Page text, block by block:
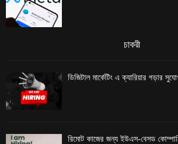
চাকরী
ডিজিটাল মার্কেটিং এ ক্যারিয়ার গড়ার
রিমোট কাজের জন্য ইউএস-বেসড